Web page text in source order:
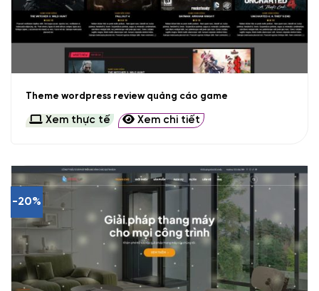
Theme wordpress review quảng cáo game
Xem thực tế Xem chi tiết
-20%